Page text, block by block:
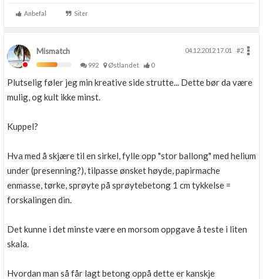
Anbefal Siter
Mismatch 04.12.2012 17.01
#2
992
Østlandet 0
Plutselig føler jeg min kreative side strutte... Dette bør da være
mulig, og kult ikke minst.
Kuppel?
Hva med å skjære til en sirkel, fylle opp "stor ballong" med helium
under (presenning?), tilpasse ønsket høyde, papirmache
enmasse, tørke, sprøyte på sprøytebetong 1 cm tykkelse =
forskalingen din.
Det kunne i det minste være en morsom oppgave å teste i liten
skala.
Hvordan man så får lagt betong oppå dette er kanskje